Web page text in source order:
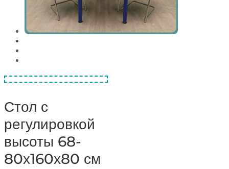
Стол с
регулировкой
высоты 68-
80х160х80 см